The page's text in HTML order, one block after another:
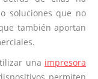
soluciones que no
también aportan
una impresora